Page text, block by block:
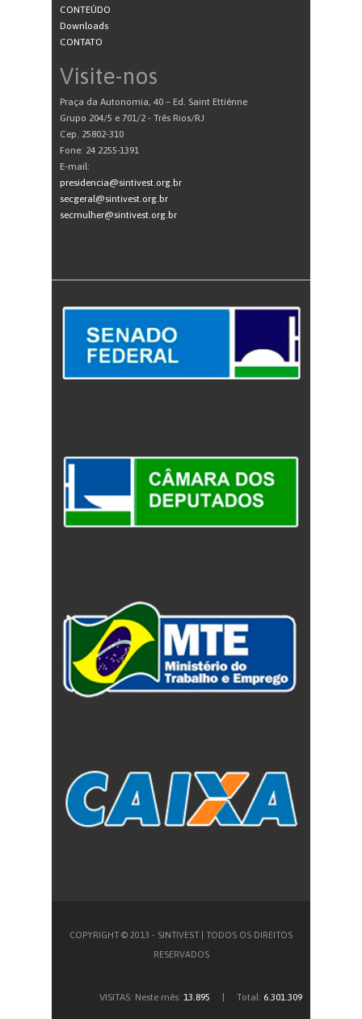
CONTEÚDO
Downloads
CONTATO
Visite-nos
Praça da Autonomia, 40 – Ed. Saint Ettiénne
Grupo 204/5 e 701/2 - Três Rios/RJ
Cep. 25802-310
Fone: 24 2255-1391
E-mail:
presidencia@sintivest.org.br
secgeral@sintivest.org.br
secmulher@sintivest.org.br
COPYRIGHT © 2013 - SINTIVEST | TODOS OS DIREITOS
RESERVADOS
VISITAS: Neste mês: 13.895 | Total: 6.301.309